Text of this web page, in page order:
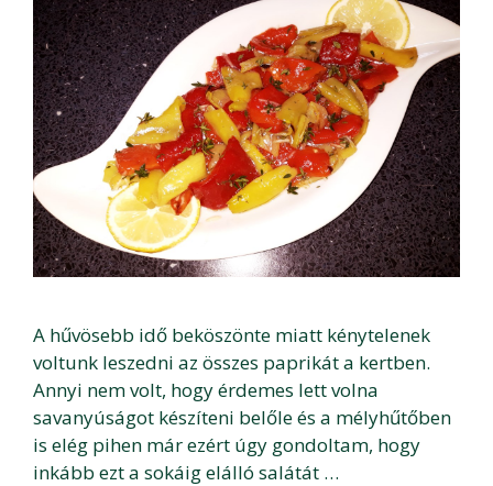
A hűvösebb idő beköszönte miatt kénytelenek
voltunk leszedni az összes paprikát a kertben.
Annyi nem volt, hogy érdemes lett volna
savanyúságot készíteni belőle és a mélyhűtőben
is elég pihen már ezért úgy gondoltam, hogy
inkább ezt a sokáig elálló salátát …